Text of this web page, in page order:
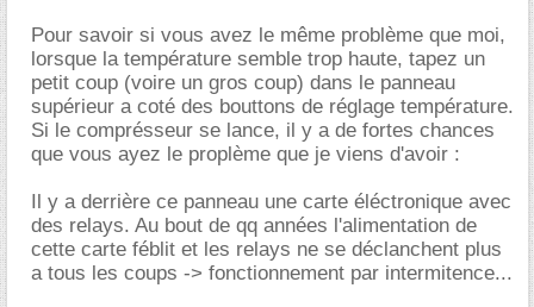
Pour savoir si vous avez le même problème que moi,
lorsque la température semble trop haute, tapez un
petit coup (voire un gros coup) dans le panneau
supérieur a coté des bouttons de réglage température.
Si le comprésseur se lance, il y a de fortes chances
que vous ayez le proplème que je viens d'avoir :
Il y a derrière ce panneau une carte éléctronique avec
des relays. Au bout de qq années l'alimentation de
cette carte féblit et les relays ne se déclanchent plus
a tous les coups -> fonctionnement par intermitence...